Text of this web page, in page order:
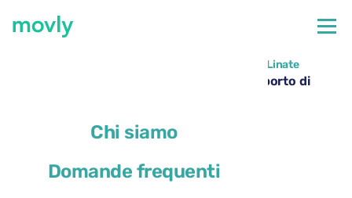
Chi siamo
Domande frequenti
Tutte le auto disponibili all'aeroporto di Milano Linate
Noleggio Cupra Leon Sportstourer all’aeroporto di